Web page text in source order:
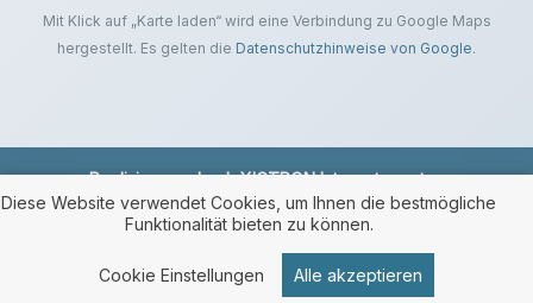
Mit Klick auf „Karte laden“ wird eine Verbindung zu Google Maps
hergestellt. Es gelten die Datenschutzhinweise von Google.
Realisierung durchXICTRON Internetagentur.
Diese Website verwendet Cookies, um Ihnen die bestmögliche
Funktionalität bieten zu können.
Cookie Einstellungen Alle akzeptieren